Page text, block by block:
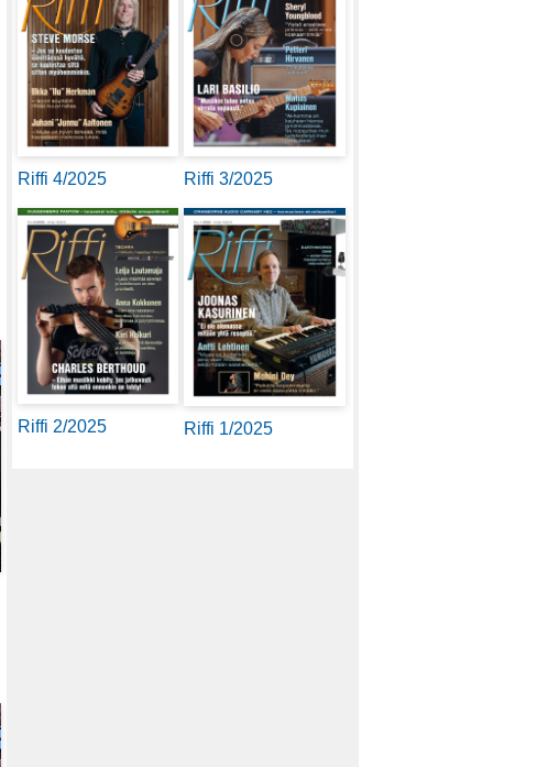
Riffi 4/2025 Riffi 3/2025
Riffi 2/2025 Riffi 1/2025